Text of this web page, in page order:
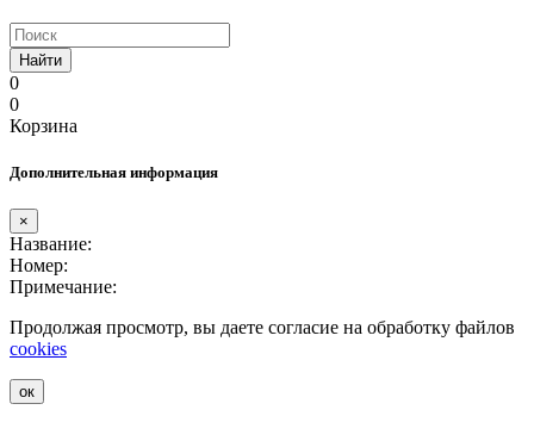
Найти
0
0
Корзина
Дополнительная информация
×
Название:
Номер:
Примечание:
Продолжая просмотр, вы даете согласие на обработку файлов
cookies
ок